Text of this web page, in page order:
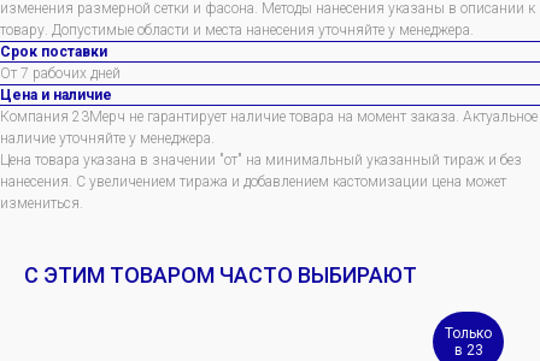
изменения размерной сетки и фасона. Методы нанесения указаны в описании к
товару. Допустимые области и места нанесения уточняйте у менеджера.
Срок поставки
От 7 рабочих дней
Цена и наличие
Компания 23Мерч не гарантирует наличие товара на момент заказа. Актуальное
наличие уточняйте у менеджера.
Цена товара указана в значении "от" на минимальный указанный тираж и без
нанесения. С увеличением тиража и добавлением кастомизации цена может
измениться.
С ЭТИМ ТОВАРОМ ЧАСТО ВЫБИРАЮТ
Только
в 23